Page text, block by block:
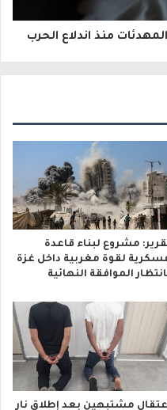
مشروع لبناء قاعدة
لقوة مغربية داخل غزة
الموافقة النهائية
مشتبهين بعد إطلاق نار